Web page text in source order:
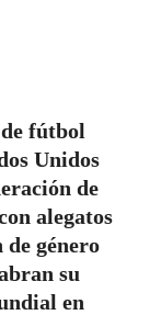
fútbol
Unidos
de
alegatos
género
su
en